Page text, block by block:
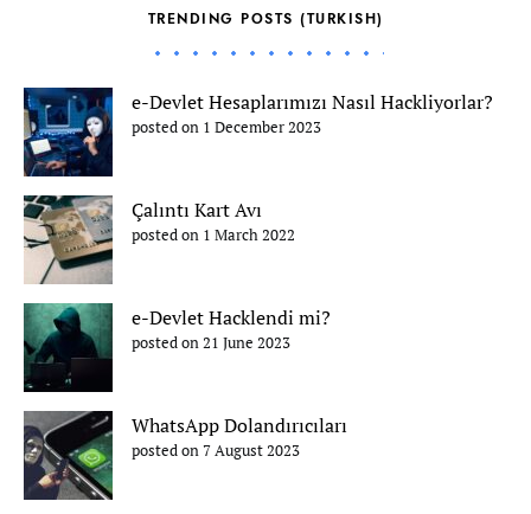
TRENDING POSTS (TURKISH)
e-Devlet Hesaplarımızı Nasıl Hackliyorlar?
posted on 1 December 2023
Çalıntı Kart Avı
posted on 1 March 2022
e-Devlet Hacklendi mi?
posted on 21 June 2023
WhatsApp Dolandırıcıları
posted on 7 August 2023